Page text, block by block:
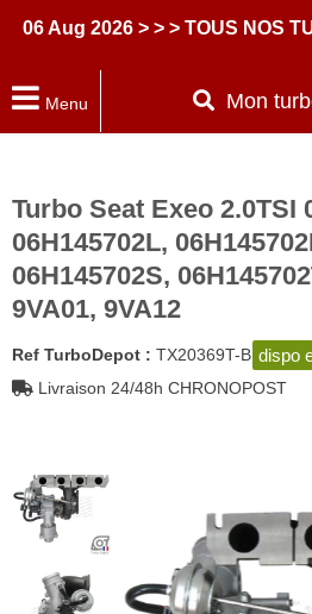
Aug 2026 > > > TOUS NOS
Menu Mon
Turbo Seat Exeo 2.0TSI
06H145702L,
06H145702S,
9VA01, 9VA12
Ref TurboDepot : TX20369T-B dispo
Livraison 24/48h CHRONOPOST